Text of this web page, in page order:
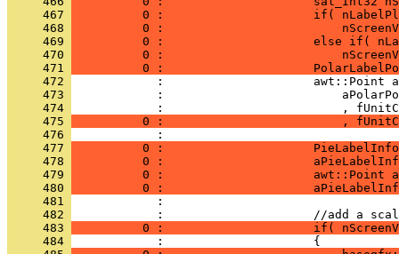
     467
0 :                     if(
     468
0 :
     469
0 :                     else if(
     470
0 :
     471
0 :
     472
     473
     474
     475
0 :                         ,
     476
     477
0 :
     478
0 :
     479
0 :                     awt::Point
     480
0 :
     481
     482
     483
0 :                     if(
     484